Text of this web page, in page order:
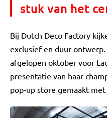
stuk van het
Bij Dutch Deco Factory
exclusief en duur
afgelopen oktober voor
presentatie van haar
pop-up store gemaakt